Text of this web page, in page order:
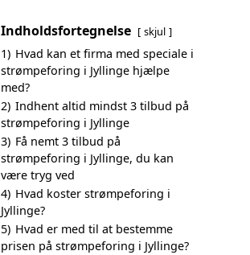
Indholdsfortegnelse skjul
1) Hvad kan et firma med speciale i
strømpeforing i Jyllinge hjælpe
med?
2) Indhent altid mindst 3 tilbud på
strømpeforing i Jyllinge
3) Få nemt 3 tilbud på
strømpeforing i Jyllinge, du kan
være tryg ved
4) Hvad koster strømpeforing i
Jyllinge?
5) Hvad er med til at bestemme
prisen på strømpeforing i Jyllinge?